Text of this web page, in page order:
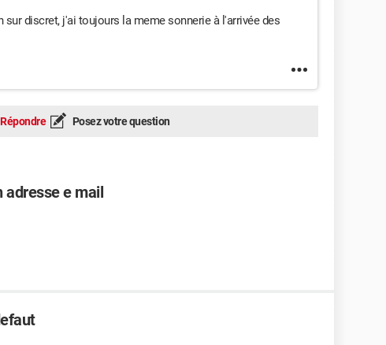
discret, j'ai toujours la meme sonnerie à l'arrivée des
Répondre Posez votre question
adresse e mail